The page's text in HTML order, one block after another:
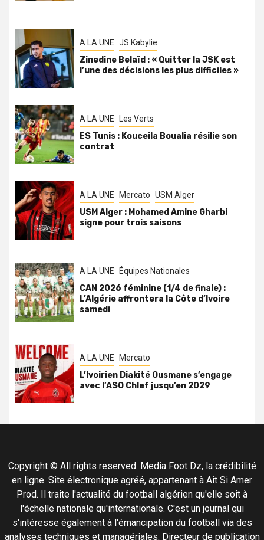
A LA UNE JS Kabylie
Zinedine Belaïd : « Quitter la JSK est
l’une des décisions les plus difficiles »
A LA UNE Les Verts
ES Tunis : Kouceila Boualia résilie son
contrat
A LA UNE Mercato USM Alger
USM Alger : Mohamed Amine Gharbi
signe pour trois saisons
A LA UNE Équipes Nationales
CAN 2026 féminine (1/4 de finale) :
L’Algérie affrontera la Côte d’Ivoire
samedi
A LA UNE Mercato
L’Ivoirien Diakité Ousmane s’engage
avec l’ASO Chlef jusqu’en 2029
Copyright © All rights reserved. Media Foot Dz, la crédibilité
en ligne. Site électronique agréé, appartenant à Ait Si Amer
Prod. Il traite l'actualité du football algérien qu'elle soit à
l'échelle nationale qu'internationale. C'est un journal qui
s'intéresse également à l'émancipation du football via des
analyses techniques et managériales. Directeur de publication